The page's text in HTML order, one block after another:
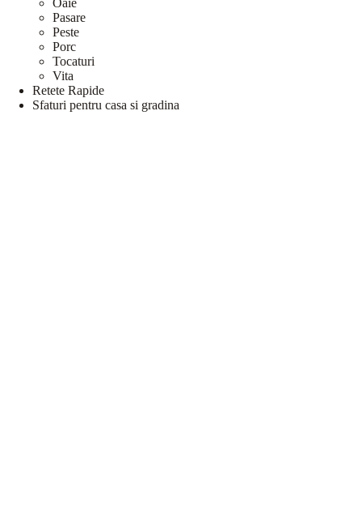
Pasare
Peste
Porc
Tocaturi
Vita
Retete Rapide
Sfaturi pentru casa si gradina